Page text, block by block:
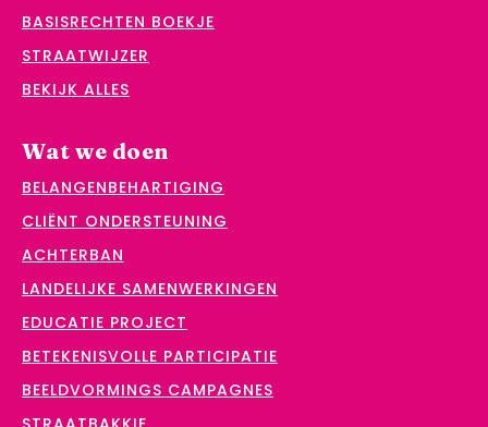
BASISRECHTEN BOEKJE
STRAATWIJZER
BEKIJK ALLES
Wat we doen
BELANGENBEHARTIGING
CLIËNT ONDERSTEUNING
ACHTERBAN
LANDELIJKE SAMENWERKINGEN
EDUCATIE PROJECT
BETEKENISVOLLE PARTICIPATIE
BEELDVORMINGS CAMPAGNES